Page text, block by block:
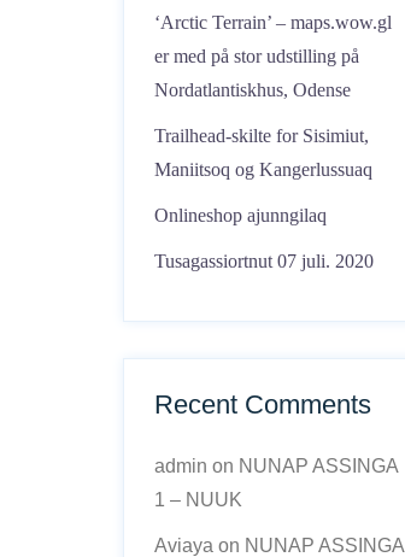
‘Arctic Terrain’ – maps.wow.gl
er med på stor udstilling på
Nordatlantiskhus, Odense
Trailhead-skilte for Sisimiut,
Maniitsoq og Kangerlussuaq
Onlineshop ajunngilaq
Tusagassiortnut 07 juli. 2020
Recent Comments
admin on NUNAP ASSINGA
1 – NUUK
Aviaya on NUNAP ASSINGA